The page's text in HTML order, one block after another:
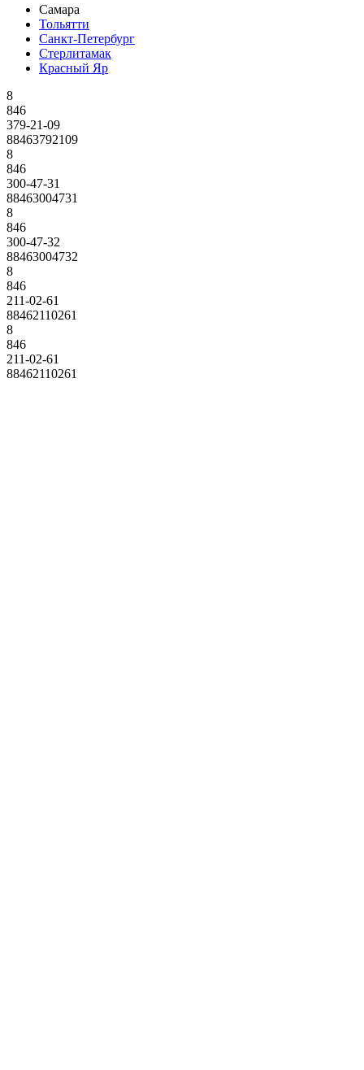
Самара
Тольятти
Санкт-Петербург
Стерлитамак
Красный Яр
8
846
379-21-09
88463792109
8
846
300-47-31
88463004731
8
846
300-47-32
88463004732
8
846
211-02-61
88462110261
8
846
211-02-61
88462110261